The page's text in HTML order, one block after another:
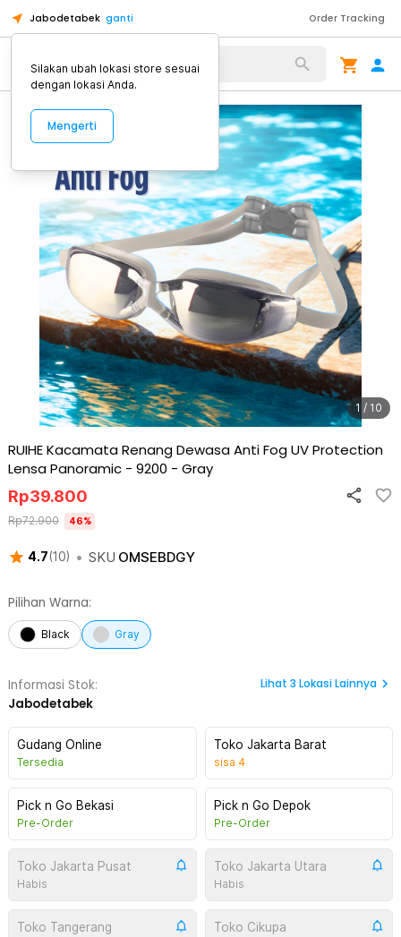
Jabodetabek ganti Order Tracking
Alat Kopi
1 / 10
RUIHE Kacamata Renang Dewasa Anti Fog UV Protection
Lensa Panoramic - 9200 - Gray
4.7(10) • SKU OMSEBDGY
Rp39.800
Rp72.900 46%
Pilihan Warna:
Black Gray
Informasi Stok:
Jabodetabek
Lihat 3 Lokasi Lainnya
Gudang Online
Tersedia
Toko Jakarta Barat
sisa 4
Pick n Go Bekasi
Pre-Order
Pick n Go Depok
Pre-Order
Toko Jakarta Pusat
Habis
Toko Jakarta Utara
Habis
Toko Tangerang Toko Cikupa
Silakan ubah lokasi store sesuai
dengan lokasi Anda.
Mengerti